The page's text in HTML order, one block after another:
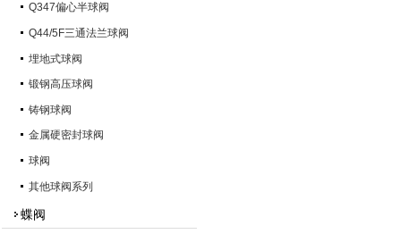
Q347偏心半球阀
Q44/5F三通法兰球阀
埋地式球阀
锻钢高压球阀
铸钢球阀
金属硬密封球阀
球阀
其他球阀系列
蝶阀